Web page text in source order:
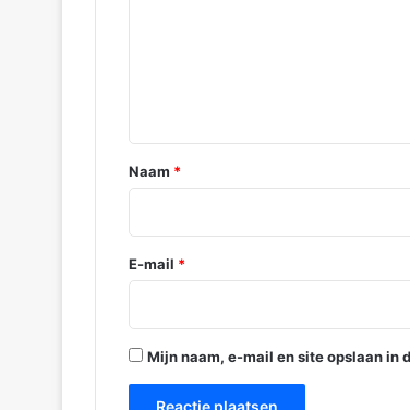
*
Naam *
E-mail *
Mijn naam, e-mail en site opslaan in